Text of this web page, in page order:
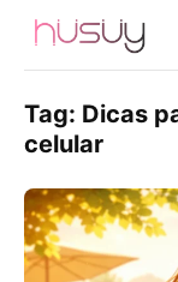
Tag: Dicas
celular